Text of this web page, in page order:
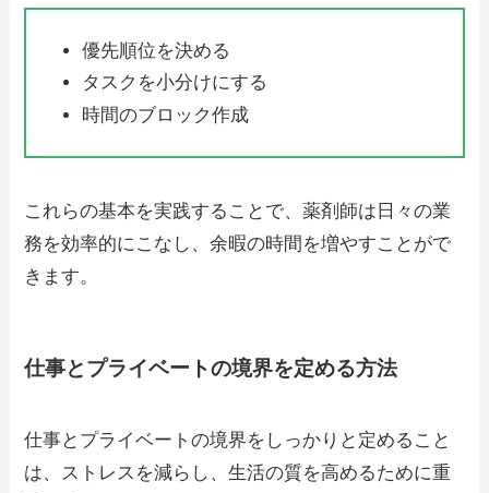
優先順位を決める
タスクを小分けにする
時間のブロック作成
これらの基本を実践することで、薬剤師は日々の業
務を効率的にこなし、余暇の時間を増やすことがで
きます。
仕事とプライベートの境界を定める方法
仕事とプライベートの境界をしっかりと定めること
は、ストレスを減らし、生活の質を高めるために重